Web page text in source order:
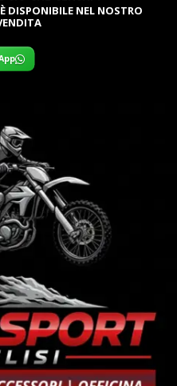
DISPONIBILE NEL NOSTRO